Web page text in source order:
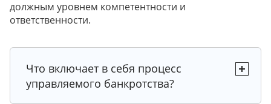
должным уровнем компетентности и
ответственности.
Что включает в себя процесс
управляемого банкротства?